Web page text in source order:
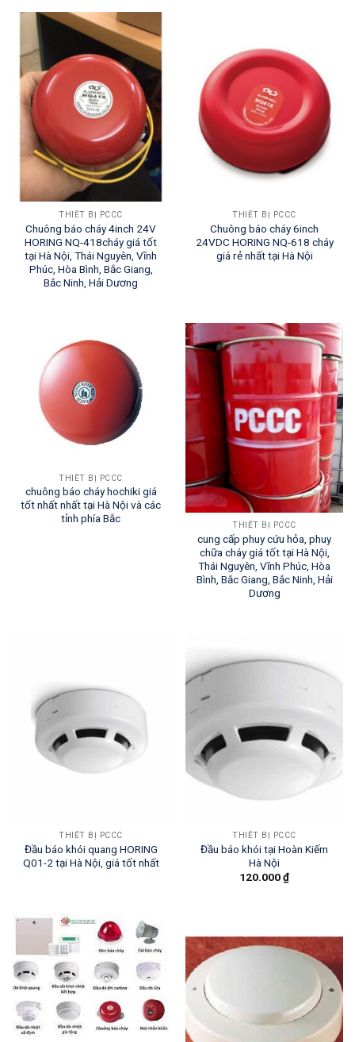
THIẾT BỊ PCCC
Chuông báo cháy 4inch 24V
HORING NQ-418cháy giá tốt
tại Hà Nội, Thái Nguyên, Vĩnh
Phúc, Hòa Bình, Bắc Giang,
Bắc Ninh, Hải Dương
THIẾT BỊ PCCC
Chuông báo cháy 6inch
24VDC HORING NQ-618 cháy
giá rẻ nhất tại Hà Nội
THIẾT BỊ PCCC
chuông báo cháy hochiki giá
tốt nhất nhất tại Hà Nội và các
tỉnh phía Bắc
THIẾT BỊ PCCC
cung cấp phuy cứu hỏa, phuy
chữa cháy giá tốt tại Hà Nội,
Thái Nguyên, Vĩnh Phúc, Hòa
Bình, Bắc Giang, Bắc Ninh, Hải
Dương
THIẾT BỊ PCCC
Đầu báo khói quang HORING
Q01-2 tại Hà Nội, giá tốt nhất
THIẾT BỊ PCCC
Đầu báo khói tại Hoàn Kiếm
Hà Nội
120.000₫